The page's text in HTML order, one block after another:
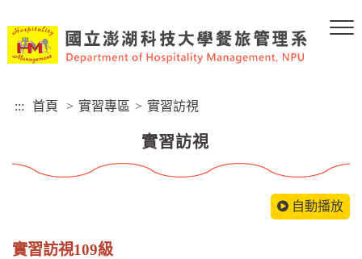
到
要
::: 首頁 > 實習專區 > 實習訪視
實習訪視
自動播放
實習訪視109級